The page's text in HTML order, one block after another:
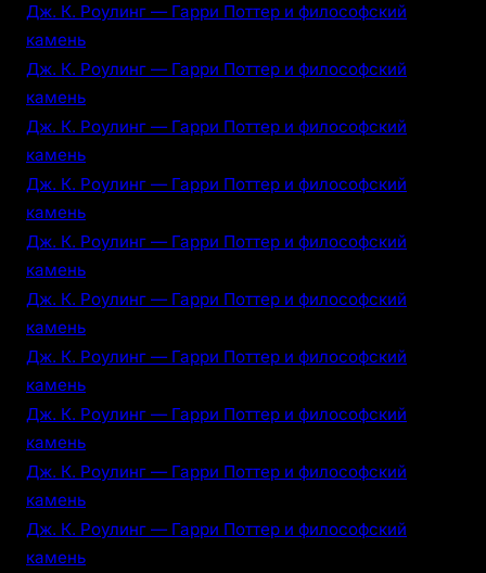
Дж. К. Роулинг — Гарри Поттер и философский
камень
Дж. К. Роулинг — Гарри Поттер и философский
камень
Дж. К. Роулинг — Гарри Поттер и философский
камень
Дж. К. Роулинг — Гарри Поттер и философский
камень
Дж. К. Роулинг — Гарри Поттер и философский
камень
Дж. К. Роулинг — Гарри Поттер и философский
камень
Дж. К. Роулинг — Гарри Поттер и философский
камень
Дж. К. Роулинг — Гарри Поттер и философский
камень
Дж. К. Роулинг — Гарри Поттер и философский
камень
Дж. К. Роулинг — Гарри Поттер и философский
камень